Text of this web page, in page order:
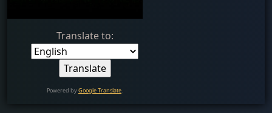
Translate to:
Powered byGoogle Translate.